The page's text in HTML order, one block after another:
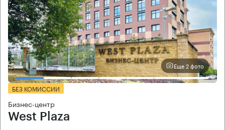
Еще 2 фото
БЕЗ КОМИССИИ
Бизнес-центр
West Plaza